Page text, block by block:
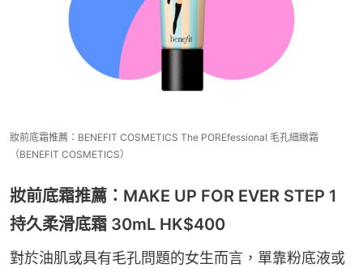
妝前底霜推薦：BENEFIT COSMETICS The POREfessional 毛孔細緻霜
（BENEFIT COSMETICS）
妝前底霜推薦：MAKE UP FOR EVER STEP 1
持久柔滑底霜 30mL HK$400
對於油肌或具有毛孔問題的女生而言，單靠粉底液或